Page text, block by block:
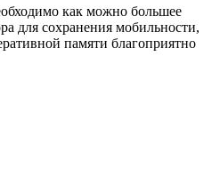
как можно большее
для сохранения мобильности,
памяти благоприятно